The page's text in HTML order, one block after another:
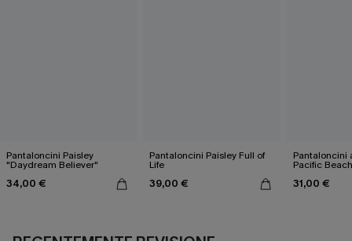
Pantaloncini Paisley
"Daydream Believer"
34,00 €
Pantaloncini Paisley Full of
Life
39,00 €
Pantaloncini
Pacific
31,00 €